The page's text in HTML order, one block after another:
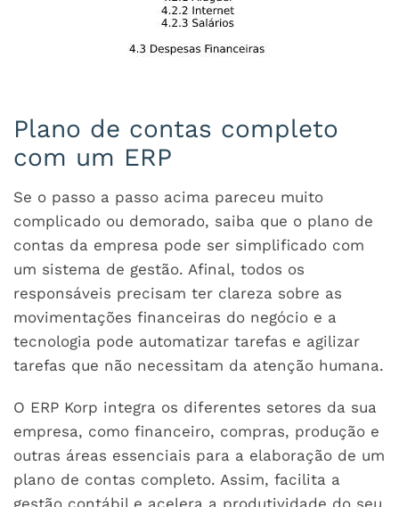
Plano de contas completo
com um ERP
Se o passo a passo acima pareceu muito
complicado ou demorado, saiba que o plano de
contas da empresa pode ser simplificado com
um sistema de gestão. Afinal, todos os
responsáveis precisam ter clareza sobre as
movimentações financeiras do negócio e a
tecnologia pode automatizar tarefas e agilizar
tarefas que não necessitam da atenção humana.
O ERP Korp integra os diferentes setores da sua
empresa, como financeiro, compras, produção e
outras áreas essenciais para a elaboração de um
plano de contas completo. Assim, facilita a
gestão contábil e acelera a produtividade do seu